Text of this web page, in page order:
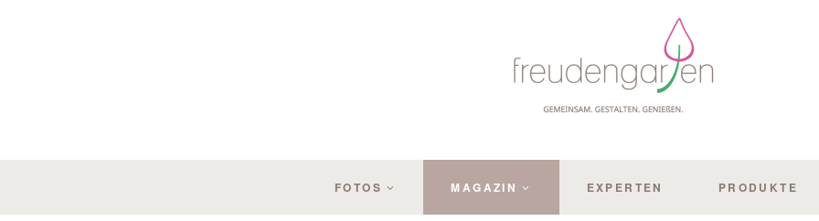
FOTOS MAGAZIN EXPERTEN PRODUKTE